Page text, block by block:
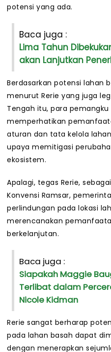
potensi yang ada.
Baca juga :
Lima Tahun
akan Lanjutkan
Berdasarkan potensi lahan
menurut Rerie yang juga
Tengah itu, para
memperhatikan
aturan dan tata kelola
upaya memitigasi
ekosistem.
Apalagi, tegas Rerie,
Konvensi Ramsar,
perlindungan pada lokasi
merencanakan
berkelanjutan.
Baca juga :
Siapakah Maggie
Terlibat dalam
Nicole Kidman
Rerie sangat berharap
pada lahan basah dapat
dengan menerapkan